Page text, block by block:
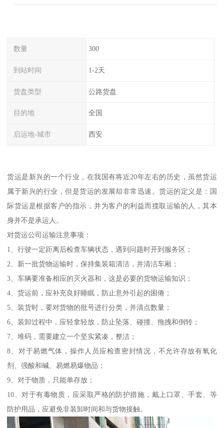
数量 300
到站时间 1-2天
货盘类型 公路货盘
目的地 全国
启运地-城市 西安
货运是新兴的一个行业，在我国有将近20年左右的历史，虽然货运
属于新兴的行业，但是货运的发展却非常迅速。货运的定义是：国
际货运是根据客户的指示，并为客户的利益而揽取运输的人，其本
身并不是承运人。
对货运公司运输注意事项：
1、行驶一定距离后检查车辆状态，遇到问题时开到服务区；
2、新一批货物运输时，保持集装箱清洁，并清洁车厢；
3、车辆要准备相应的灭火器和，这是必要的货物运输知识；
4、货运前，应补充良好睡眠，防止意外引起的困倦；
5、装货时，要对货物的批号进行分类，并清点数量；
6、装卸过程中，应轻拿轻放，防止坠落、碰撞、拖拽和倒转；
7、堆码，需要建立一个坚实紧凑，整洁；
8、对于易燃气体，操作人员应检查密封情况，不允许存放有氧化
剂、强酸和碱、易燃易爆物品；
9、对于物质，只能单存放；
10、对于有毒物质，应采取严格的防护措施，戴上口罩、手套、等
防护用品，应避免非装卸时间和与货物接触。